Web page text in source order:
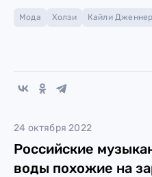
Мода Холзи Кайли Дженнер
24 октября 2022
Российские
воды похожие на